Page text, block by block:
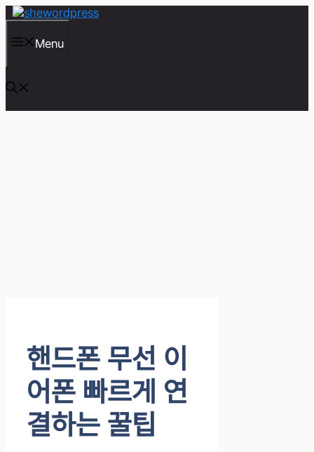
컨
츠
건
너
뛰
기
Menu
핸드폰 무선 이
어폰 빠르게 연
결하는 꿀팁